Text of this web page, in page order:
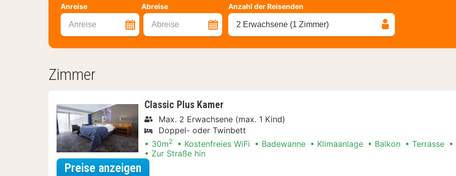
Anreise Abreise
Anreise Abreise
Anzahl der Reisenden
2 Erwachsene (1 Zimmer)
Zimmer
Classic Plus Kamer
Max. 2 Erwachsene (max. 1 Kind)
Doppel- oder Twinbett
30m2 Kostenfreies WiFi Badewanne Klimaanlage Balkon Terrasse
Zur Straße hin
Preise anzeigen